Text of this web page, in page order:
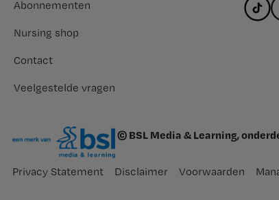
Abonnementen
Nursing shop
Contact
Veelgestelde vragen
© BSL Media & Learning,
Privacy Statement Disclaimer Voorwaarden